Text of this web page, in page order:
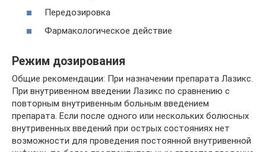
Передозировка
Фармакологическое действие
Режим дозирования
Общие рекомендации: При назначении препарата Лазикс.
При внутривенном введении Лазикс по сравнению с
повторным внутривенным больным введением
препарата. Если после одного или нескольких болюсных
внутривенных введений при острых состояниях нет
возможности для проведения постоянной внутривенной